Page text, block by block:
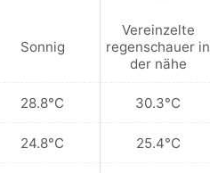
Sonnig
28.8°C
24.8°C
Vereinzelte
regenschauer in
der nähe
30.3°C
25.4°C